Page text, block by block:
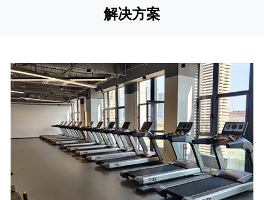
解决方案